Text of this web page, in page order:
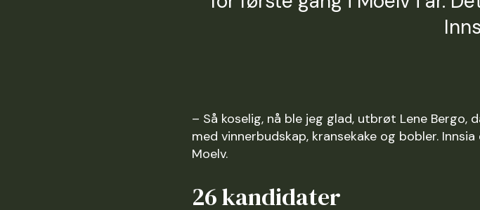
– Så koselig, nå ble jeg glad, utbrøt Lene
med vinnerbudskap, kransekake og bobler.
Moelv.
26 kandidater